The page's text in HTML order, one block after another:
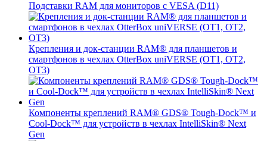
Подставки RAM для мониторов с VESA (D11)
Крепления и док-станции RAM® для планшетов и
смартфонов в чехлах OtterBox uniVERSE (OT1, OT2,
OT3)
Компоненты креплений RAM® GDS® Tough-Dock™ и
Cool-Dock™ для устройств в чехлах IntelliSkin® Next
Gen